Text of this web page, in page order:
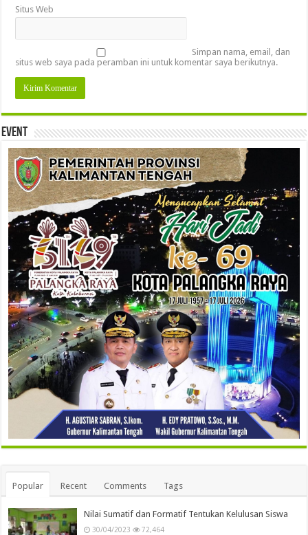
Situs Web
Simpan nama, email, dan
situs web saya pada peramban ini untuk komentar saya berikutnya.
Event
Popular Recent Comments Tags
Nilai Sumatif dan Formatif Tentukan Kelulusan Siswa
30/04/2023 72,464